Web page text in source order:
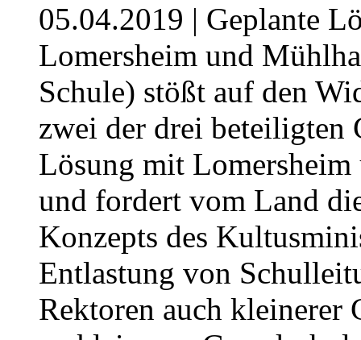
05.04.2019 | Geplante
Lomersheim und
Schule) stößt auf den
zwei der drei beteiligten
Lösung mit
und fordert vom Land
Konzepts des
Entlastung von
Rektoren auch kleinerer